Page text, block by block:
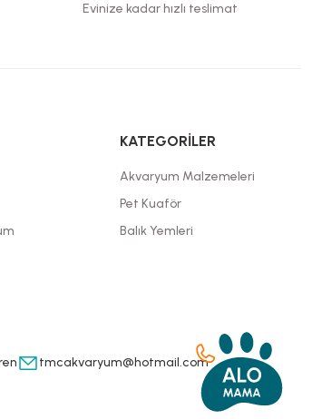
Evinize kadar hızlı teslimat
KATEGORİLER
Akvaryum Malzemeleri
Pet Kuaför
Balık Yemleri
tmcakvaryum@hotmail.com